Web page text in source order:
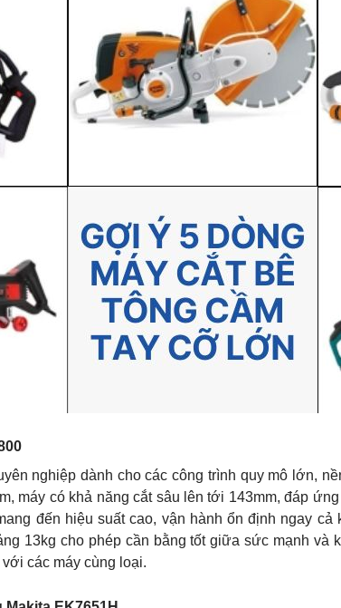
nghiệp dành cho các công trình quy mô lớn,
máy có khả năng cắt sâu lên tới 143mm, đáp
đến hiệu suất cao, vận hành ổn định ngay
13kg cho phép cần bằng tốt giữa sức mạnh và
các máy cùng loại.